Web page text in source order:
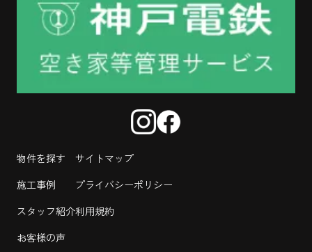
物件を探す
施工事例
スタッフ紹介
お客様の声
サイトマップ
プライバシーポリシー
利用規約